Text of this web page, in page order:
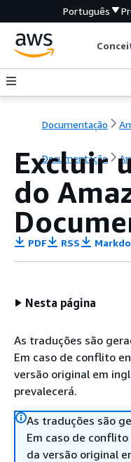
Português
Documentação
Documentação
Excluir
do
PDF RSS
Nesta página
As traduções são
Em caso de conflito
versão original em
prevalecerá.
As traduções são
Em caso de
da versão original